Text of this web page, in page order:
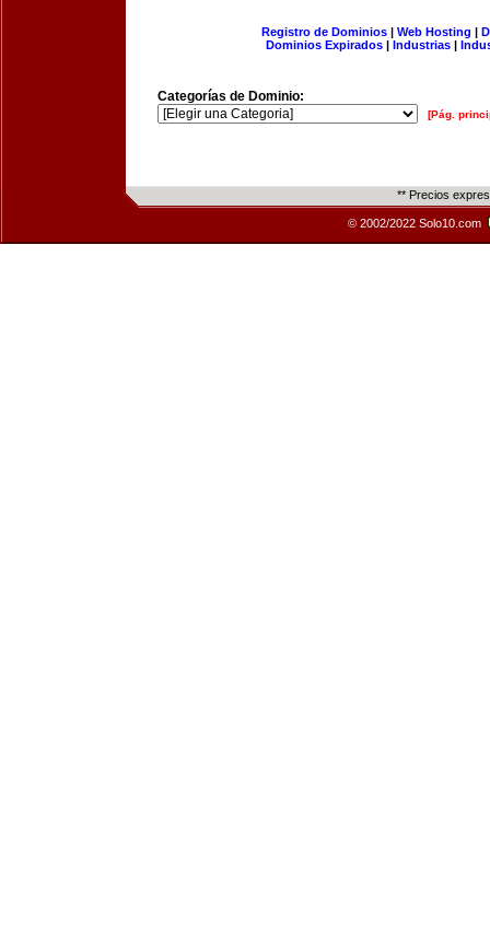
Registro de Dominios| Web Hosting |
Dominios Expirados | Industrias |
Categorías de Dominio:
[Pág.
** Precios
© 2002/2022 Solo10.com